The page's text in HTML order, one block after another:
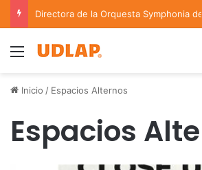
Menu
Inicio / Espacios Alternos
Espacios